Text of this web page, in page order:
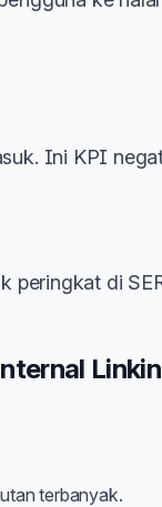
Ini KPI
peringkat di
terbanyak.